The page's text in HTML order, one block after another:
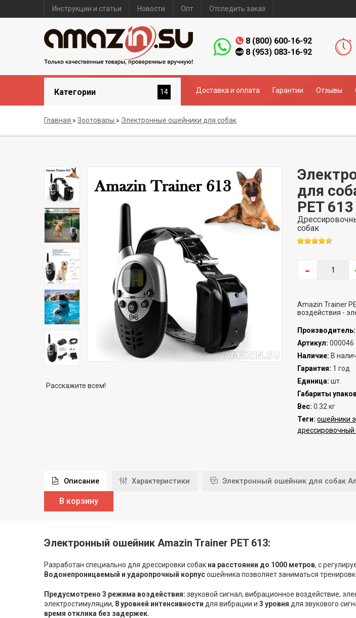
Инструкции и статьи Новости Опт Отследить заказ
8 (800) 600-16-92
8 (953) 083-16-92
Категории 14 Доставка и оплата Гарантии Отзывы
Главная » Зоотовары » Электронные ошейники для собак
Расскажите всем!
для
PET 613
собак
-
Amazin Trainer
воздействия -
Производитель:
Артикул: 000046
Наличие: В
Гарантия: 1 год
Единица: шт.
Габариты
Вес: 0.32 кг
Теги: ошейники
Описание Характеристики Электронный ошейник для собак
В корзину
Электронный ошейник Amazin Trainer PET 613:
Разработан специально для дрессировки собак на расстоянии до 1000 метров, с
Водонепроницаемый и ударопрочный корпусошейника позволяет заниматься
Предусмотрено 3 режима воздействия: звуковой сигнал, вибрационное воздействие,
электростимуляции, 8 уровней интенсивности для вибрации и 3 уровня для звукового
время отклика без задержек.